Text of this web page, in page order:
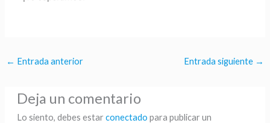
← Entrada anterior Entrada siguiente →
Deja un comentario
Lo siento, debes estar conectado para publicar un